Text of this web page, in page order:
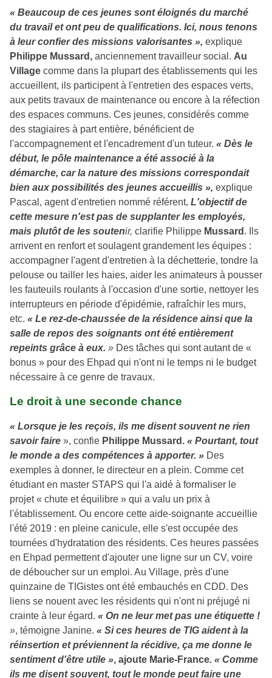
« Beaucoup de ces jeunes sont éloignés du marché
du travail et ont peu de qualifications. Ici, nous tenons
à leur confier des missions valorisantes », explique
Philippe Mussard, anciennement travailleur social. Au
Village comme dans la plupart des établissements qui les
accueillent, ils participent à l'entretien des espaces verts,
aux petits travaux de maintenance ou encore à la réfection
des espaces communs. Ces jeunes, considérés comme
des stagiaires à part entière, bénéficient de
l'accompagnement et l'encadrement d'un tuteur. « Dès le
début, le pôle maintenance a été associé à la
démarche, car la nature des missions correspondait
bien aux possibilités des jeunes accueillis », explique
Pascal, agent d'entretien nommé référent. L'objectif de
cette mesure n'est pas de supplanter les employés,
mais plutôt de les soutenir, clarifie Philippe Mussard . Ils
arrivent en renfort et soulagent grandement les équipes :
accompagner l'agent d'entretien à la déchetterie, tondre la
pelouse ou tailler les haies, aider les animateurs à pousser
les fauteuils roulants à l'occasion d'une sortie, nettoyer les
interrupteurs en période d'épidémie, rafraîchir les murs,
etc. « Le rez-de-chaussée de la résidence ainsi que la
salle de repos des soignants ont été entièrement
repeints grâce à eux. » Des tâches qui sont autant de «
bonus » pour des Ehpad qui n'ont ni le temps ni le budget
nécessaire à ce genre de travaux.
Le droit à une seconde chance
« Lorsque je les reçois, ils me disent souvent ne rien
savoir faire », confie Philippe Mussard. « Pourtant, tout
le monde a des compétences à apporter. » Des
exemples à donner, le directeur en a plein. Comme cet
étudiant en master STAPS qui l'a aidé à formaliser le
projet « chute et équilibre » qui a valu un prix à
l'établissement. Ou encore cette aide-soignante accueillie
l'été 2019 : en pleine canicule, elle s'est occupée des
tournées d'hydratation des résidents. Ces heures passées
en Ehpad permettent d'ajouter une ligne sur un CV, voire
de déboucher sur un emploi. Au Village, près d'une
quinzaine de TIGistes ont été embauchés en CDD. Des
liens se nouent avec les résidents qui n'ont ni préjugé ni
crainte à leur égard. « On ne leur met pas une étiquette !
», témoigne Janine. « Si ces heures de TIG aident à la
réinsertion et préviennent la récidive, ça me donne le
sentiment d'être utile », ajoute Marie-France. « Comme
ils me disent souvent, tout le monde peut faire une